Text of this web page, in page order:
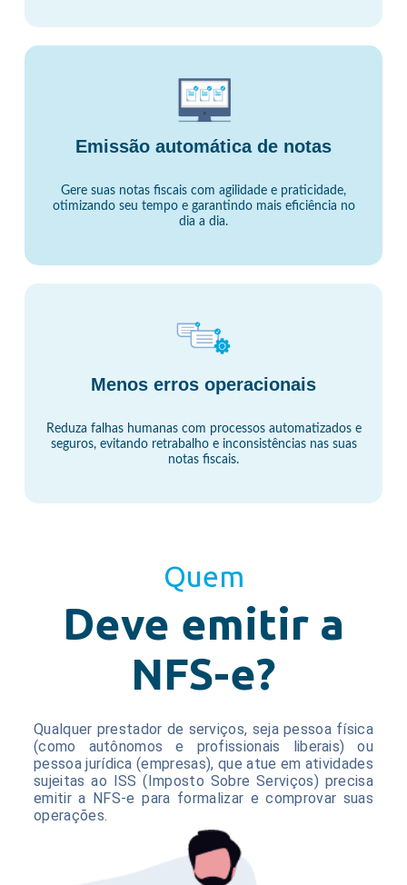
Emissão automática de notas
Gere suas notas fiscais com agilidade e praticidade,
otimizando seu tempo e garantindo mais eficiência no
dia a dia.
Menos erros operacionais
Reduza falhas humanas com processos automatizados e
seguros, evitando retrabalho e inconsistências nas suas
notas fiscais.
Quem
Deve emitir a
NFS-e?
Qualquer prestador de serviços, seja pessoa física
(como autônomos e profissionais liberais) ou
pessoa jurídica (empresas), que atue em atividades
sujeitas ao ISS (Imposto Sobre Serviços) precisa
emitir a NFS-e para formalizar e comprovar suas
operações.